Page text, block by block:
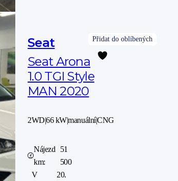
Seat
Seat Arona
1.0 TGI Style
MAN 2020
2WD|66 kW|manuální|CNG
Nájezd
km:
51
500
V
20.